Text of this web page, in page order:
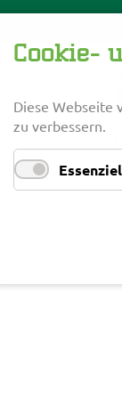
Cookie-
Diese Webseite
zu verbessern.